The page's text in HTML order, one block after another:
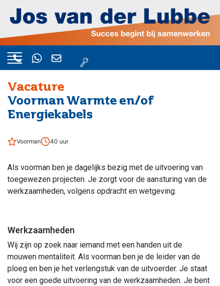
Vacature
Voorman Warmte en/of
Energiekabels
Voorman 40 uur
Als voorman ben je dagelijks bezig met de uitvoering van
toegewezen projecten. Je zorgt voor de aansturing van de
werkzaamheden, volgens opdracht en wetgeving.
Werkzaamheden
Wij zijn op zoek naar iemand met een handen uit de
mouwen mentaliteit. Als voorman ben je de leider van de
ploeg en ben je het verlengstuk van de uitvoerder. Je staat
voor een goede uitvoering van de werkzaamheden. Je bent